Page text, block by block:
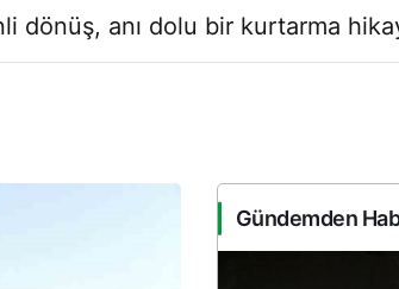
dönüş, anı dolu bir kurtarma
Gündemden